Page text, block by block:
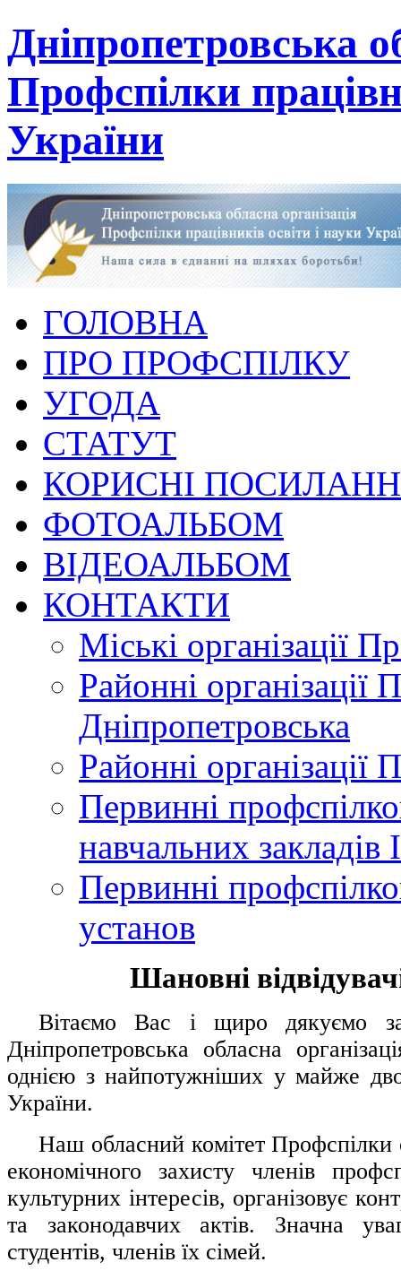
Дніпропетровська
Профспілки
України
ГОЛОВНА
ПРО ПРОФСПІЛКУ
УГОДА
СТАТУТ
КОРИСНІ
ФОТОАЛЬБОМ
ВІДЕОАЛЬБОМ
КОНТАКТИ
Міські організації
Районні організації
Дніпропетровська
Районні організації
Первинні
навчальних закладів
Первинні
установ
Шановні
Вітаємо Вас і щиро дякуємо за
Дніпропетровська обласна
однією з найпотужніших у майже
України.
Наш обласний комітет Профспілки
економічного захисту членів
культурних інтересів, організовує
та законодавчих актів. Значна
студентів, членів їх сімей.